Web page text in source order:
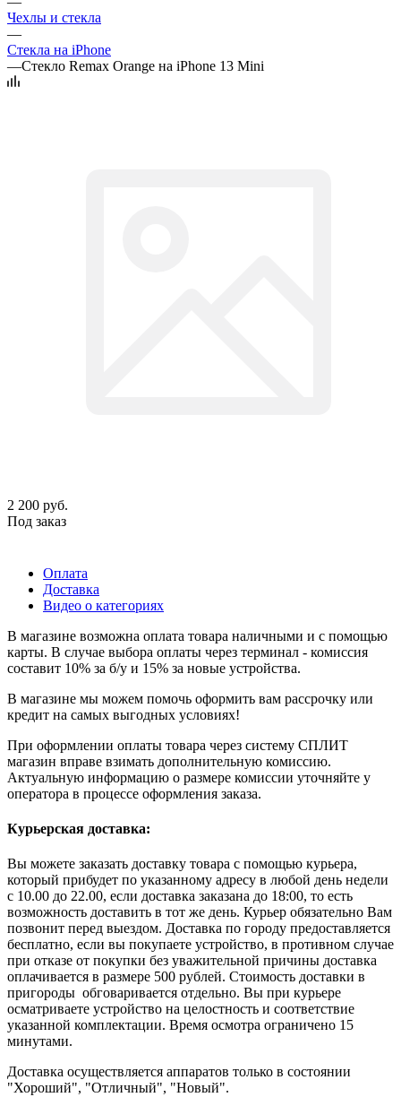
Чехлы и стекла
—
Стекла на iPhone
—Стекло Remax Orange на iPhone 13 Mini
2 200 руб.
Под заказ
Оплата
Доставка
Видео о категориях
В магазине возможна оплата товара наличными и с помощью
карты. В случае выбора оплаты через терминал - комиссия
составит 10% за б/у и 15% за новые устройства.
В магазине мы можем помочь оформить вам рассрочку или
кредит на самых выгодных условиях!
При оформлении оплаты товара через систему СПЛИТ
магазин вправе взимать дополнительную комиссию.
Актуальную информацию о размере комиссии уточняйте у
оператора в процессе оформления заказа.
Курьерская доставка:
Вы можете заказать доставку товара с помощью курьера,
который прибудет по указанному адресу в любой день недели
с 10.00 до 22.00, если доставка заказана до 18:00, то есть
возможность доставить в тот же день. Курьер обязательно Вам
позвонит перед выездом. Доставка по городу предоставляется
бесплатно, если вы покупаете устройство, в противном случае
при отказе от покупки без уважительной причины доставка
оплачивается в размере 500 рублей. Стоимость доставки в
пригороды обговаривается отдельно. Вы при курьере
осматриваете устройство на целостность и соответствие
указанной комплектации. Время осмотра ограничено 15
минутами.
Доставка осуществляется аппаратов только в состоянии
"Хороший", "Отличный", "Новый".